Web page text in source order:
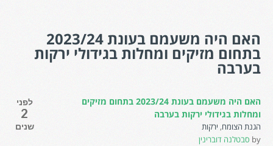
האם היה משעמם בעונת 2023/24
בתחום מזיקים ומחלות בגידולי ירקות
בערבה
לפני
2
שנים
האם היה משעמם בעונת 2023/24 בתחום מזיקים
ומחלות בגידולי ירקות בערבה
הגנת הצומח, ירקות
by סבטלנה דוברינין